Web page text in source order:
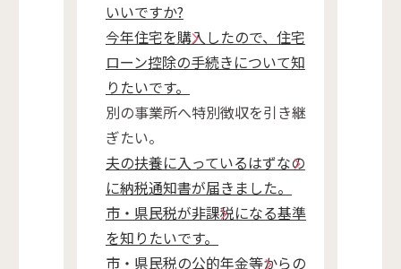
いいですか?
今年住宅を購入したので、住宅
ローン控除の手続きについて知
りたいです。
別の事業所へ特別徴収を引き継
ぎたい。
夫の扶養に入っているはずなの
に納税通知書が届きました。
市・県民税が非課税になる基準
を知りたいです。
市・県民税の公的年金等からの